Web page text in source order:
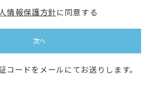
情報保護方針に同意する
次へ
コードをメールにてお送りします。